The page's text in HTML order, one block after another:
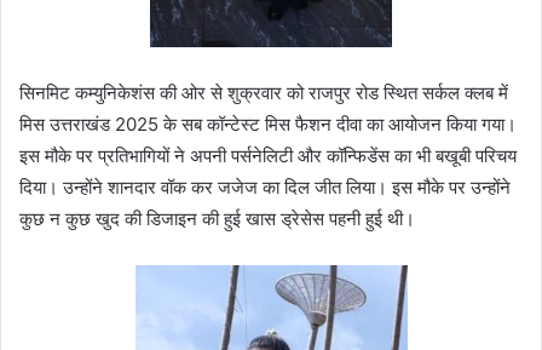
सिनमिट कम्युनिकेशंस की ओर से शुक्रवार को राजपुर रोड स्थित सर्कल क्लब में
मिस उत्तराखंड 2025 के सब कॉन्टेस्ट मिस फैशन दीवा का आयोजन किया गया।
इस मौके पर प्रतिभागियों ने अपनी पर्सनेलिटी और कॉन्फिडेंस का भी बखूबी परिचय
दिया। उन्होंने शानदार वॉक कर जजेज का दिल जीत लिया। इस मौके पर उन्होंने
कुछ न कुछ खुद की डिजाइन की हुई खास ड्रेसेस पहनी हुई थी।